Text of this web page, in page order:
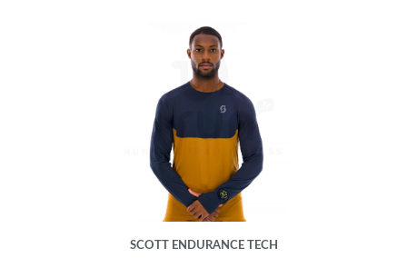
SCOTT ENDURANCE TECH